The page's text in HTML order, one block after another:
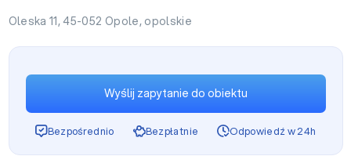
Oleska 11, 45-052 Opole, opolskie
Wyślij zapytanie do obiektu
Bezpośrednio Bezpłatnie Odpowiedź w 24h